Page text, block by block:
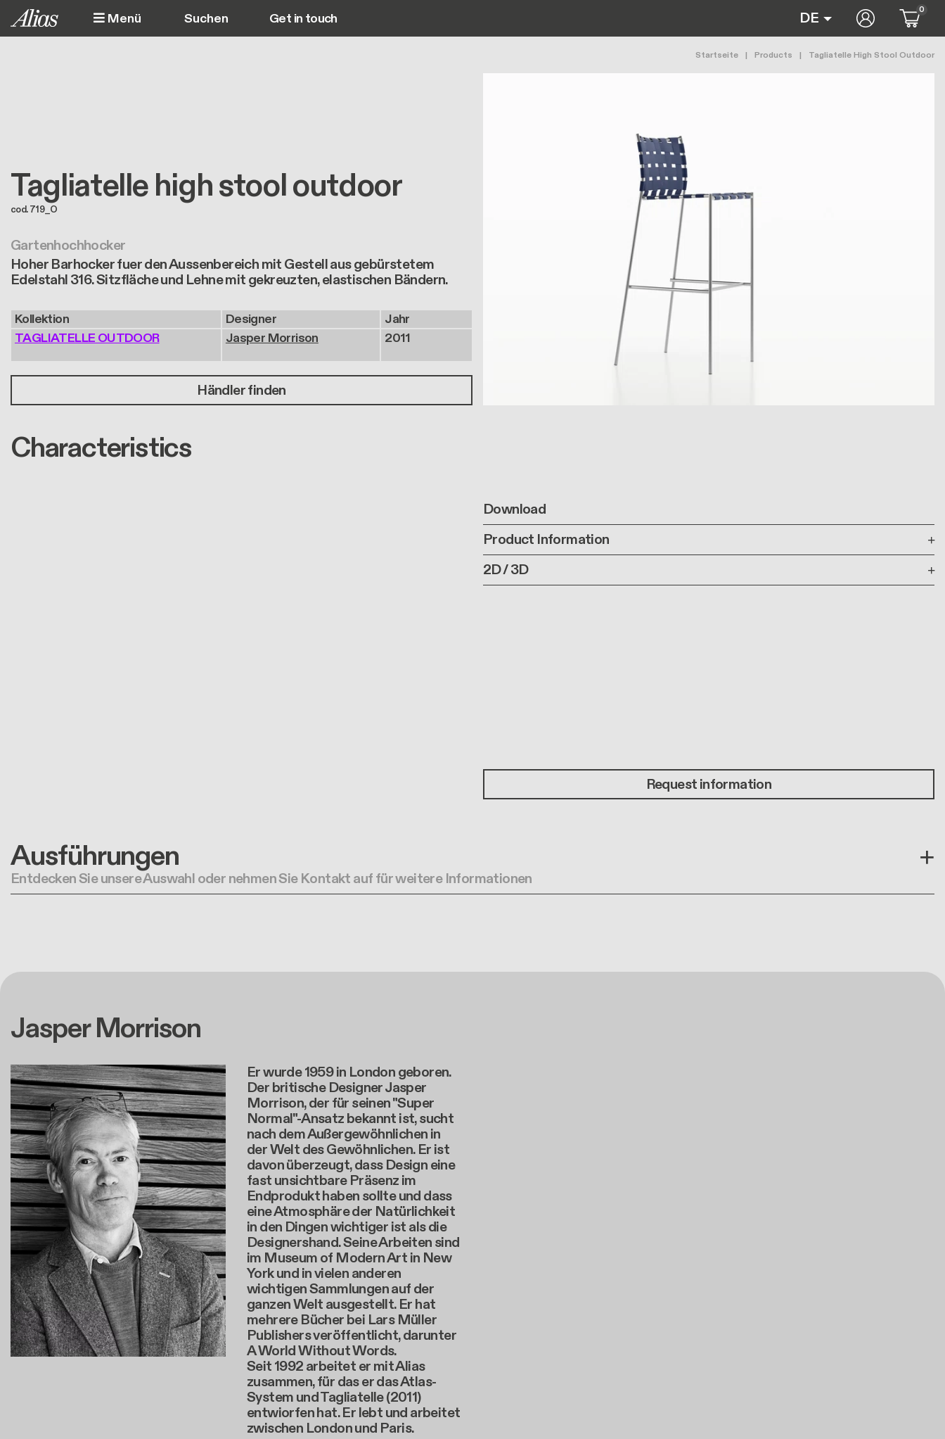
Direkt zum Inhalt
Menü Main navigation
Get in touch DE User 0
Pfadnavigation
Startseite Products Tagliatelle High Stool Outdoor
Tagliatelle high stool outdoor
cod. 719_O
Gartenhochhocker
Hoher Barhocker fuer den Aussenbereich mit Gestell aus gebürstetem
Edelstahl 316. Sitzfläche und Lehne mit gekreuzten, elastischen Bändern.
Kollektion
TAGLIATELLE OUTDOOR
Designer
Jasper Morrison
Jahr
2011
Händler finden
Characteristics
Download
Product Information
2D / 3D
Request information
Ausführungen
Entdecken Sie unsere Auswahl oder nehmen Sie Kontakt auf für weitere Informationen
Jasper Morrison
Er wurde 1959 in London geboren.
Der britische Designer Jasper
Morrison, der für seinen "Super
Normal"-Ansatz bekannt ist, sucht
nach dem Außergewöhnlichen in
der Welt des Gewöhnlichen. Er ist
davon überzeugt, dass Design eine
fast unsichtbare Präsenz im
Endprodukt haben sollte und dass
eine Atmosphäre der Natürlichkeit
in den Dingen wichtiger ist als die
Designershand. Seine Arbeiten sind
im Museum of Modern Art in New
York und in vielen anderen
wichtigen Sammlungen auf der
ganzen Welt ausgestellt. Er hat
mehrere Bücher bei Lars Müller
Publishers veröffentlicht, darunter
A World Without Words.
Seit 1992 arbeitet er mit Alias
zusammen, für das er das Atlas-
System und Tagliatelle (2011)
entwiorfen hat. Er lebt und arbeitet
zwischen London und Paris.